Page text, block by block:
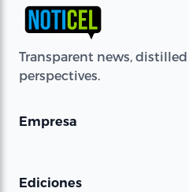
Transparent news,
perspectives.
Empresa
Ediciones